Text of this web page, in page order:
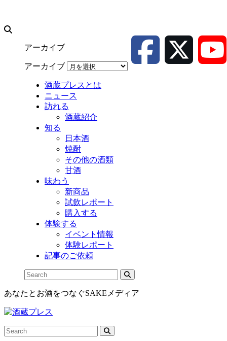
アーカイブ
アーカイブ
酒蔵プレスとは
ニュース
訪れる
酒蔵紹介
知る
日本酒
焼酎
その他の酒類
甘酒
味わう
新商品
試飲レポート
購入する
体験する
イベント情報
体験レポート
記事のご依頼
あなたとお酒をつなぐSAKEメディア